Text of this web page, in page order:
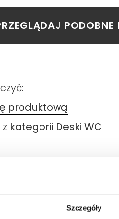
Szczegóły
PODOBNE
produktową
kategorii Deski WC